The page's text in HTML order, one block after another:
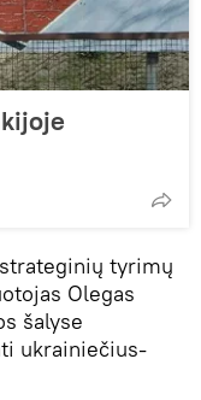
tyrimų
Olegas
šalyse
ukrainiečius-